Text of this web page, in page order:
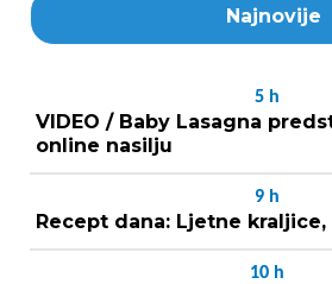
Najnovije
5 h
VIDEO / Baby Lasagna
online nasilju
9 h
Recept dana: Ljetne
10 h